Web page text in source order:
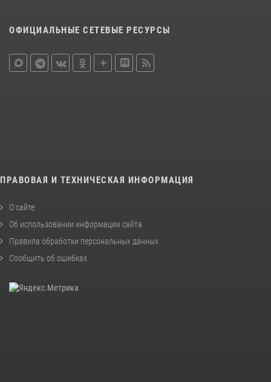
ОФИЦИАЛЬНЫЕ СЕТЕВЫЕ РЕСУРСЫ
ПРАВОВАЯ И ТЕХНИЧЕСКАЯ ИНФОРМАЦИЯ
О сайте
Об использовании информации сайта
Правила обработки персональных данных
Сообщить об ошибках